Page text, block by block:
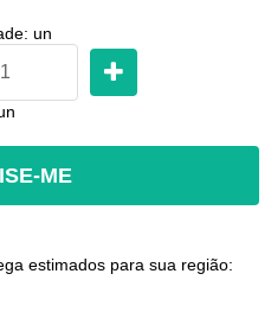
un
ME
estimados para sua região: